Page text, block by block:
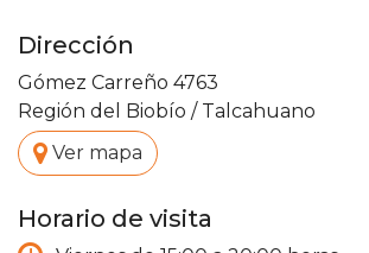
Dirección
Gómez Carreño 4763
Región del Biobío / Talcahuano
. Ver mapa
Horario de visita